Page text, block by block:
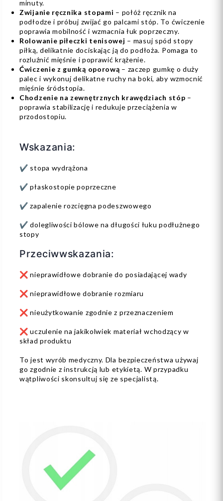
minuty.
Zwijanie ręcznika stopami – połóż ręcznik na
podłodze i próbuj zwijać go palcami stóp. To ćwiczenie
poprawia mobilność i wzmacnia łuk poprzeczny.
Rolowanie piłeczki tenisowej – masuj spód stopy
piłką, delikatnie dociskając ją do podłoża. Pomaga to
rozluźnić mięśnie i poprawić krążenie.
Ćwiczenie z gumką oporową – zaczep gumkę o duży
palec i wykonuj delikatne ruchy na boki, aby wzmocnić
mięśnie śródstopia.
Chodzenie na zewnętrznych krawędziach stóp –
poprawia stabilizację i redukuje przeciążenia w
przodostopiu.
Wskazania:
✔️ stopa wydrążona
✔️ płaskostopie poprzeczne
✔️ zapalenie rozcięgna podeszwowego
✔️ dolegliwości bólowe na długości łuku podłużnego
stopy
Przeciwwskazania:
❌ nieprawidłowe dobranie do posiadającej wady
❌ nieprawidłowe dobranie rozmiaru
❌ nieużytkowanie zgodnie z przeznaczeniem
❌ uczulenie na jakikolwiek materiał wchodzący w
skład produktu
To jest wyrób medyczny. Dla bezpieczeństwa używaj
go zgodnie z instrukcją lub etykietą. W przypadku
wątpliwości skonsultuj się ze specjalistą.